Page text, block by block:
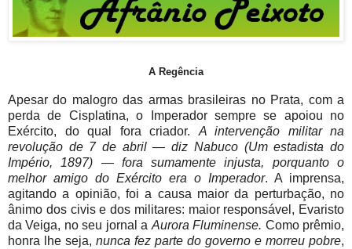
A Regência
Apesar do malogro das armas brasileiras no Prata, com a
perda de Cisplatina, o Imperador sempre se apoiou no
Exército, do qual fora criador. A intervenção militar na
revolução de 7 de abril — diz Nabuco (Um estadista do
Império, 1897) — fora sumamente injusta, porquanto o
melhor amigo do Exército era o Imperador. A imprensa,
agitando a opinião, foi a causa maior da perturbação, no
ânimo dos civis e dos militares: maior responsável, Evaristo
da Veiga, no seu jornal a Aurora Fluminense. Como prêmio,
honra lhe seja, nunca fez parte do governo e morreu pobre,